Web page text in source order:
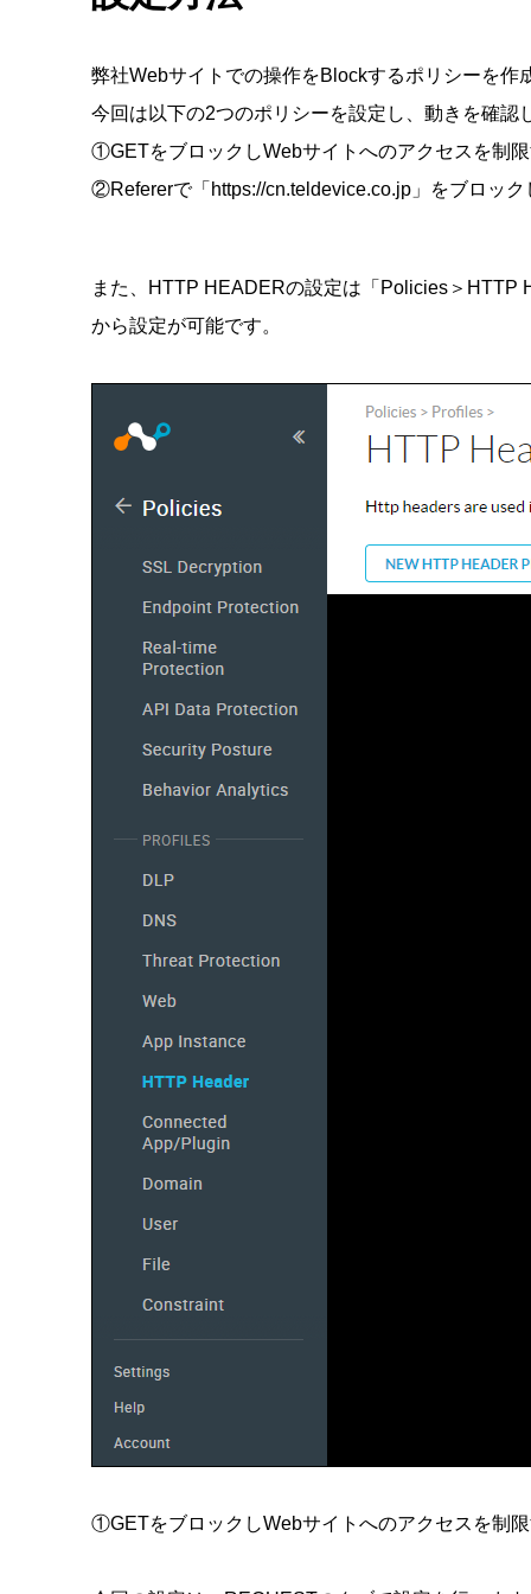
弊社Webサイトでの操作をBlockするポリシーを作
今回は以下の2つのポリシーを設定し、動きを確認
①GETをブロックしWebサイトへのアクセスを制
②Refererで「https://cn.teldevice.co.jp」をブロッ
また、HTTP HEADERの設定は「Policies＞
から設定が可能です。
①GETをブロックしWebサイトへのアクセスを制